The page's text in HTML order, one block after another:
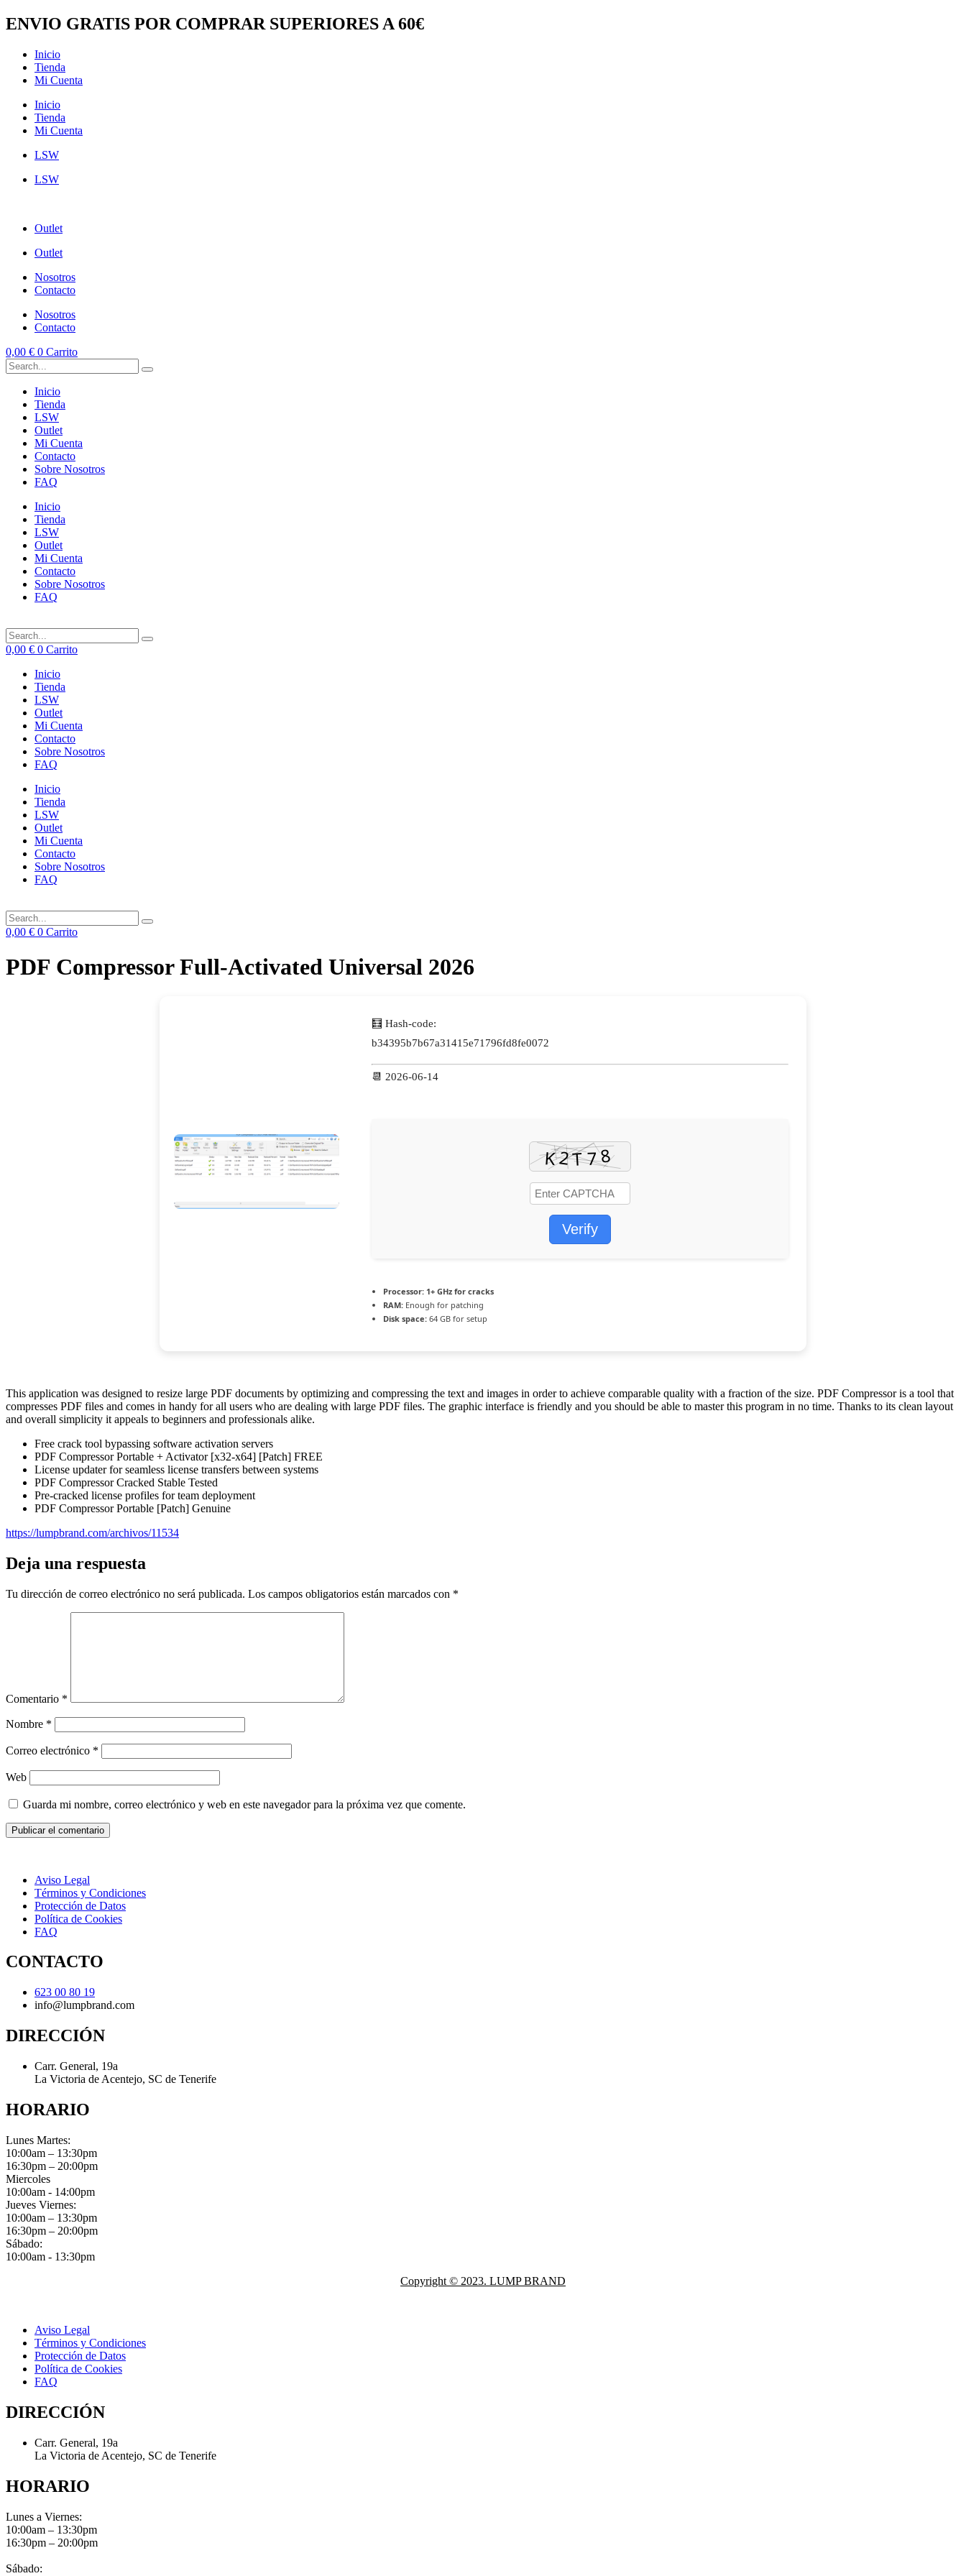
Ir
al
ENVIO GRATIS POR COMPRAR SUPERIORES A 60€
Inicio
Tienda
Mi Cuenta
Inicio
Tienda
Mi Cuenta
LSW
LSW
Outlet
Outlet
Nosotros
Contacto
Nosotros
Contacto
0,00 € 0 Carrito
Inicio
Tienda
LSW
Outlet
Mi Cuenta
Contacto
Sobre Nosotros
FAQ
Inicio
Tienda
LSW
Outlet
Mi Cuenta
Contacto
Sobre Nosotros
FAQ
0,00 € 0 Carrito
Inicio
Tienda
LSW
Outlet
Mi Cuenta
Contacto
Sobre Nosotros
FAQ
Inicio
Tienda
LSW
Outlet
Mi Cuenta
Contacto
Sobre Nosotros
FAQ
0,00 € 0 Carrito
PDF Compressor Full-Activated Universal 2026
🧮 Hash-code:
b34395b7b67a31415e71796fd8fe0072
📆 2026-06-14
Verify
Processor: 1+ GHz for cracks
RAM: Enough for patching
Disk space: 64 GB for setup
This application was designed to resize large PDF documents by optimizing and compressing the text and images in order to achieve comparable quality with a fraction of the size. PDF Compressor is a tool that
compresses PDF files and comes in handy for all users who are dealing with large PDF files. The graphic interface is friendly and you should be able to master this program in no time. Thanks to its clean layout
and overall simplicity it appeals to beginners and professionals alike.
Free crack tool bypassing software activation servers
PDF Compressor Portable + Activator [x32-x64] [Patch] FREE
License updater for seamless license transfers between systems
PDF Compressor Cracked Stable Tested
Pre-cracked license profiles for team deployment
PDF Compressor Portable [Patch] Genuine
https://lumpbrand.com/archivos/11534
Deja una respuesta
Tu dirección de correo electrónico no será publicada. Los campos obligatorios están marcados con *
Comentario *
Nombre *
Correo electrónico *
Web
Guarda mi nombre, correo electrónico y web en este navegador para la próxima vez que comente.
Aviso Legal
Términos y Condiciones
Protección de Datos
Política de Cookies
FAQ
CONTACTO
623 00 80 19
info@lumpbrand.com
DIRECCIÓN
Carr. General, 19a
La Victoria de Acentejo, SC de Tenerife
HORARIO
Lunes Martes:
10:00am – 13:30pm
16:30pm – 20:00pm
Miercoles
10:00am - 14:00pm
Jueves Viernes:
10:00am – 13:30pm
16:30pm – 20:00pm
Sábado:
10:00am - 13:30pm
Copyright © 2023. LUMP BRAND
Aviso Legal
Términos y Condiciones
Protección de Datos
Política de Cookies
FAQ
DIRECCIÓN
Carr. General, 19a
La Victoria de Acentejo, SC de Tenerife
HORARIO
Lunes a Viernes:
10:00am – 13:30pm
16:30pm – 20:00pm
Sábado: